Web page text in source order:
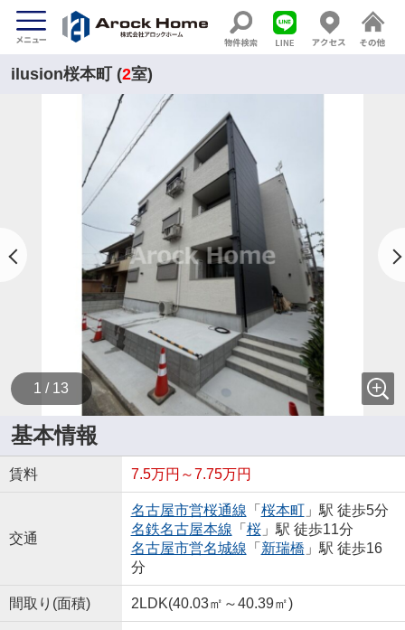
ilusion桜本町 (2室)
1 / 13
基本情報
賃料 7.5万円～7.75万円
交通
名古屋市営桜通線 「 桜本町」駅 徒歩5分
名鉄名古屋本線 「 桜」駅 徒歩11分
名古屋市営名城線 「 新瑞橋 」駅 徒歩16
分
間取り(面積) 2LDK(40.03㎡～40.39㎡)